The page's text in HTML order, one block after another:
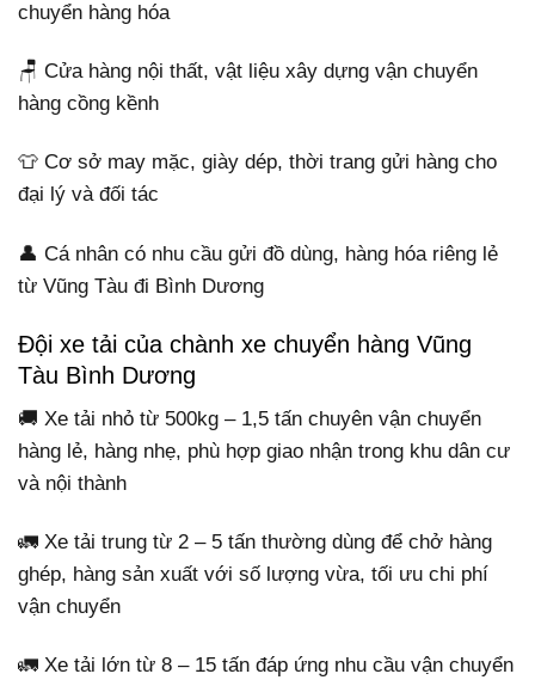
chuyển hàng hóa
🪑 Cửa hàng nội thất, vật liệu xây dựng vận chuyển
hàng cồng kềnh
👕 Cơ sở may mặc, giày dép, thời trang gửi hàng cho
đại lý và đối tác
👤 Cá nhân có nhu cầu gửi đồ dùng, hàng hóa riêng lẻ
từ Vũng Tàu đi Bình Dương
Đội xe tải của chành xe chuyển hàng Vũng
Tàu Bình Dương
🚚 Xe tải nhỏ từ 500kg – 1,5 tấn chuyên vận chuyển
hàng lẻ, hàng nhẹ, phù hợp giao nhận trong khu dân cư
và nội thành
🚛 Xe tải trung từ 2 – 5 tấn thường dùng để chở hàng
ghép, hàng sản xuất với số lượng vừa, tối ưu chi phí
vận chuyển
🚛 Xe tải lớn từ 8 – 15 tấn đáp ứng nhu cầu vận chuyển